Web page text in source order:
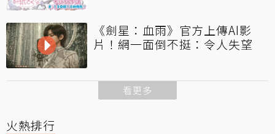
《劍星：血雨》官方上傳AI影
片！網一面倒不挺：令人失望
看更多
火熱排行